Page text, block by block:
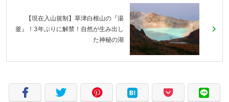
【現在入山規制】草津白根山の『湯
釜』！3年ぶりに解禁！自然が生み出し
た神秘の湖